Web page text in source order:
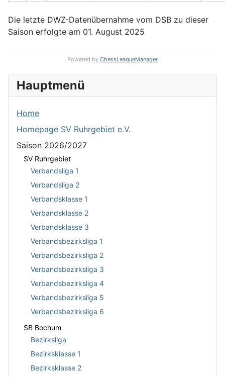
Die letzte DWZ-Datenübernahme vom DSB zu dieser
Saison erfolgte am 01. August 2025
Powered by ChessLeagueManager
Hauptmenü
Home
Homepage SV Ruhrgebiet e.V.
Saison 2026/2027
SV Ruhrgebiet
Verbandsliga 1
Verbandsliga 2
Verbandsklasse 1
Verbandsklasse 2
Verbandsklasse 3
Verbandsbezirksliga 1
Verbandsbezirksliga 2
Verbandsbezirksliga 3
Verbandsbezirksliga 4
Verbandsbezirksliga 5
Verbandsbezirksliga 6
SB Bochum
Bezirksliga
Bezirksklasse 1
Bezirksklasse 2